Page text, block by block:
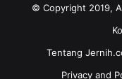
© Copyright 2019,
Tentang
Privacy and